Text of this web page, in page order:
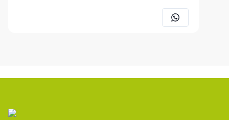
acesso; - Possibilidade de construção multifamiliar.